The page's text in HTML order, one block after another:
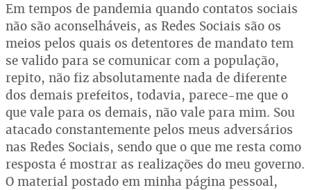
Em tempos de pandemia quando contatos sociais
não são aconselháveis, as Redes Sociais são os
meios pelos quais os detentores de mandato tem
se valido para se comunicar com a população,
repito, não fiz absolutamente nada de diferente
dos demais prefeitos, todavia, parece-me que o
que vale para os demais, não vale para mim. Sou
atacado constantemente pelos meus adversários
nas Redes Sociais, sendo que o que me resta como
resposta é mostrar as realizações do meu governo.
O material postado em minha página pessoal,